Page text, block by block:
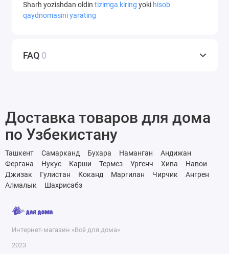
Sharh yozishdan oldin tizimga kiring yoki hisob
qaydnomasini yarating
FAQ 0
Доставка товаров для дома
по Узбекистану
Ташкент Самарканд Бухара Наманган
Андижан
Фергана
Нукус Карши Термез Ургенч Хива
Навои
Джизак
Гулистан Коканд Маргилан Чирчик
Ангрен
Алмалык
Шахрисабз
Интернет-магазин «Всё для дома»
2023